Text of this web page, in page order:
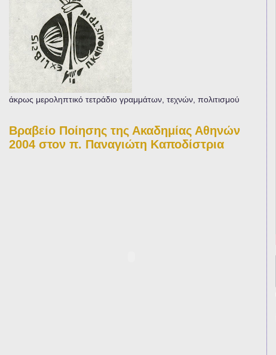
άκρως μεροληπτικό τετράδιο γραμμάτων, τεχνών, πολιτισμού
Βραβείο Ποίησης της Ακαδημίας Αθηνών
2004 στον π. Παναγιώτη Καποδίστρια